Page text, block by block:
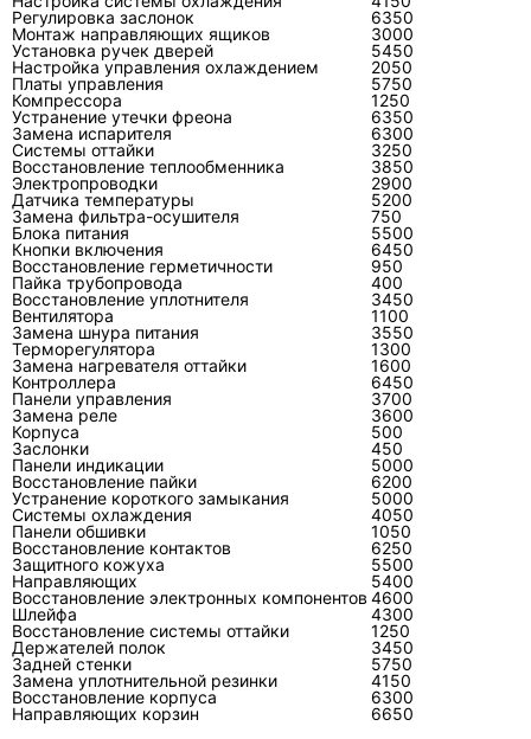
появился запах, шум, вода или обмерзание.
Нужно ли заправлять кондиционер
при каждой чистке?
Нет. В герметичной системе хладагент не
расходуется. Заправку выполняют после
подтверждения недостатка хладагента и
устранения причины утечки либо после
ремонта контура.
Почему из внутреннего блока течёт
вода?
Причиной бывает засор или перегиб дренажа,
неправильный уклон, повреждение поддона,
разгерметизация соединения или обмерзание
испарителя. Сначала определяют источник
воды, затем устраняют причину.
Можно ли определить поломку по
коду ошибки?
Регулировка заслонок
6350
Монтаж направляющих ящиков
3000
Установка ручек дверей
5450
Настройка управления охлаждением
2050
Платы управления
5750
Компрессора
1250
Устранение утечки фреона
6350
Замена испарителя
6300
Системы оттайки
3250
Восстановление теплообменника
3850
Электропроводки
2900
Датчика температуры
5200
Замена фильтра-осушителя
750
Блока питания
5500
Кнопки включения
6450
Восстановление герметичности
950
Пайка трубопровода
400
Восстановление уплотнителя
3450
Вентилятора
1100
Замена шнура питания
3550
Терморегулятора
1300
Замена нагревателя оттайки
1600
Контроллера
6450
Панели управления
3700
Замена реле
3600
Корпуса
500
Заслонки
450
Панели индикации
5000
Восстановление пайки
6200
Устранение короткого замыкания
5000
Системы охлаждения
4050
Панели обшивки
1050
Восстановление контактов
6250
Защитного кожуха
5500
Направляющих
5400
Восстановление электронных компонентов 4600
Шлейфа
4300
Восстановление системы оттайки
1250
Держателей полок
3450
Задней стенки
5750
Замена уплотнительной резинки
4150
Восстановление корпуса
6300
Направляющих корзин
6650